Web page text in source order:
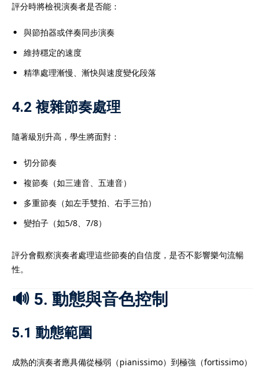
評分時將檢視演奏者是否能：
與節拍器或伴奏同步演奏
維持穩定的速度
精準處理漸慢、漸快與速度變化段落
4.2 複雜節奏處理
隨著級別升高，學生將面對：
切分節奏
複節奏（如三連音、五連音）
多重節奏（如左手雙拍、右手三拍）
變拍子（如5/8、7/8）
評分會觀察演奏者處理這些節奏的自信度，是否不影響樂句流暢
性。
🔊 5. 動態與音色控制
5.1 動態範圍
成熟的演奏者應具備從極弱（pianissimo）到極強（fortissimo）